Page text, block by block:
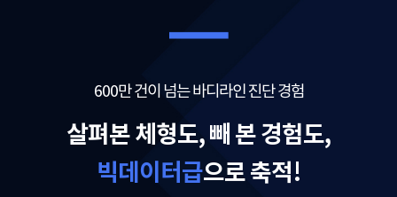
600만 건이 넘는 바디라인 진단 경험
살펴본 체형도, 빼 본 경험도,
빅데이터급으로 축적!